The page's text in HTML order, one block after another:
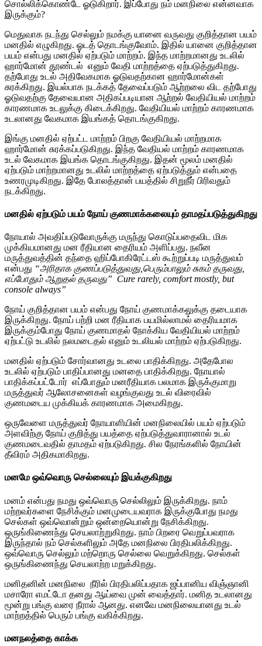
சொல்லிக்கொண்டே ஓடுகிறார். இப்போது நம் மனநிலை என்னவாக
இருக்கும்?
மெதுவாக நடந்து செல்லும் நமக்கு யானை வருவது குறித்தான பயம்
மனதில் எழுகிறது. ஓடத் தொடங்குவோம். இதில் யானை குறித்தான
பயம் என்பது மனதில் ஏற்படும் மாற்றம். இந்த மாற்றமானது உடலில்
ஹார்மோன் தூண்டல் எனும் வேதி மாற்றத்தை ஏற்படுத்துகிறது.
தற்போது உடல் அதிவேகமாக ஓடுவதற்கான ஹார்மோன்கள்
சுரக்கிறது. இயல்பாக நடக்கத் தேவைப்படும் ஆற்றலை விட தற்போது
ஓடுவதற்கு தேவையான அதிகப்படியான ஆற்றல் வேதியியல் மாற்றம்
காரணமாக உடலுக்கு கிடைக்கிறது. வேதியியல் மாற்றம் காரணமாக
உடலானது வேகமாக இயங்கத் தொடங்குகிறது.
இங்கு மனதில் ஏற்பட்ட மாற்றம் பிறகு வேதியியல் மாற்றமாக
ஹார்மோன் சுரக்கப்படுகிறது. இந்த வேதியல் மாற்றம் காரணமாக
உடல் வேகமாக இயங்க தொடங்குகிறது. இதன் மூலம் மனதில்
ஏற்படும் மாற்றமானது உடலில் மாற்றத்தை ஏற்படுத்தும் என்பதை
உணரமுடிகிறது. இதே போலத்தான் பயத்தில் சிறுநீர் பிரிவதும்
நடக்கிறது.
மனதில் ஏற்படும் பயம் நோய் குணமாக்கலையும் தாமதப்படுத்துகிறது
நோயால் அவதிப்படுவோருக்கு மருந்து கொடுப்பதைவிட மிக
முக்கியமானது மன ரீதியான தைரியம் அளிப்பது. நவீன
மருத்துவத்தின் தந்தை ஹிப்போகிரேட்டஸ் கூற்றுப்படி மருத்துவம்
என்பது “அரிதாக குணப்படுத்துவது,பெரும்பாலும் சுகம் தருவது,
எப்போதும் ஆறுதல் தருவது” Cure rarely, comfort mostly, but
console always”
நோய் குறித்தான பயம் என்பது நோய் குணமாக்கலுக்கு தடையாக
இருக்கிறது. நோய் பற்றி மன ரீதியாக பயமில்லாமல் தைரியமாக
இருக்கும்போது நோய் குணமாதல் நோக்கிய வேதியியல் மாற்றம்
ஏற்பட்டு உடலில் நலமடைதல் எனும் உடலியல் மாற்றம் ஏற்படுகிறது.
மனதில் ஏற்படும் சோர்வானது உடலை பாதிக்கிறது. அதேபோல
உடலில் ஏற்படும் பாதிப்பானது மனதை பாதிக்கிறது. நோயால்
பாதிக்கப்பட்டோர் எப்போதும் மனரீதியாக பலமாக இருக்குமாறு
மருத்துவர் ஆலோசனைகள் வழங்குவது உடல் விரைவில்
குணமடைய முக்கியக் காரணமாக அமைகிறது.
ஒருவேளை மருத்துவர் நோயாளியின் மனநிலையில் பயம் ஏற்படும்
அளவிற்கு நோய் குறித்து பயத்தை ஏற்படுத்துவாரானால் உடல்
குணமடைவதில் தாமதம் ஏற்படுகிறது. சில நேரங்களில் நோயின்
தீவிரம் அதிகமாகிறது.
மனமே ஒவ்வொரு செல்லையும் இயக்குகிறது
மனம் என்பது நமது ஒவ்வொரு செல்லிலும் இருக்கிறது. நாம்
மற்றவர்களை நேசிக்கும் மனமுடையவராக இருக்குபோது நமது
செல்கள் ஒவ்வொன்றும் ஒன்றையொன்று நேசிக்கிறது.
ஒருங்கிணைந்து செயலாற்றுகிறது. நாம் பிறரை வெறுப்பவராக
இருந்தால் நம் செல்களிலும் அதே மனநிலை பிரதிபலிக்கிறது.
ஒவ்வொரு செல்லும் மற்றொரு செல்லை வெறுக்கிறது. செல்கள்
ஒருங்கிணைந்து செயலாற்ற மறுக்கிறது.
மனிதனின் மனநிலை நீரில் பிரதிபலிப்பதாக ஜப்பானிய விஞ்ஞானி
மசாரோ எமட்டோ தனது ஆய்வை முன் வைத்தார். மனித உடலானது
மூன்று பங்கு வரை நீரால் ஆனது. எனவே மனநிலையானது உடல்
மாற்றத்தில் பெரும் பங்கு வகிக்கிறது.
மனநலத்தை காக்க